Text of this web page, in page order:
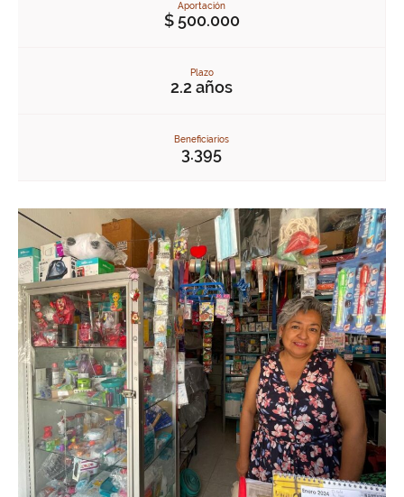
Aportación
$ 500.000
Plazo
2.2 años
Beneficiarios
3.395